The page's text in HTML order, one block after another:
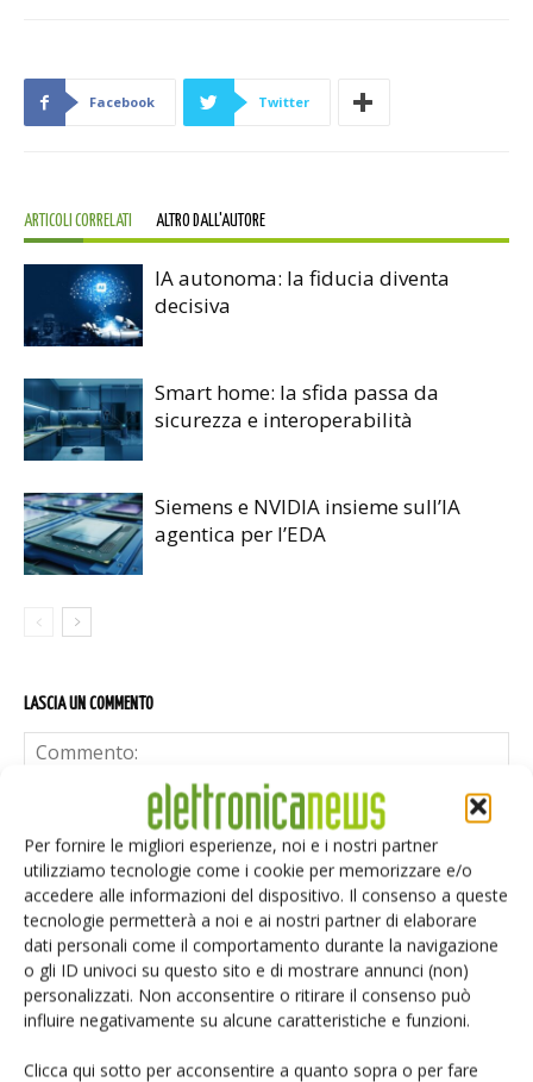
Per fornire le migliori esperienze, noi e i nostri partner
utilizziamo tecnologie come i cookie per memorizzare e/o
accedere alle informazioni del dispositivo. Il consenso a queste
tecnologie permetterà a noi e ai nostri partner di elaborare
dati personali come il comportamento durante la navigazione
o gli ID univoci su questo sito e di mostrare annunci (non)
personalizzati. Non acconsentire o ritirare il consenso può
influire negativamente su alcune caratteristiche e funzioni.
Clicca qui sotto per acconsentire a quanto sopra o per fare
Facebook Twitter
ARTICOLI CORRELATI ALTRO DALL'AUTORE
IA autonoma: la fiducia diventa
decisiva
Smart home: la sfida passa da
sicurezza e interoperabilità
Siemens e NVIDIA insieme sull’IA
agentica per l’EDA
LASCIA UN COMMENTO